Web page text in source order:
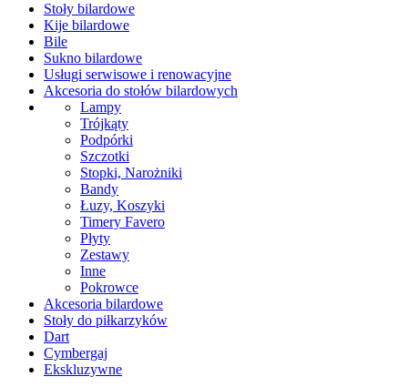
Stoły bilardowe
Kije bilardowe
Bile
Sukno bilardowe
Usługi serwisowe i renowacyjne
Akcesoria do stołów bilardowych
Lampy
Trójkąty
Podpórki
Szczotki
Stopki, Narożniki
Bandy
Łuzy, Koszyki
Timery Favero
Płyty
Zestawy
Inne
Pokrowce
Akcesoria bilardowe
Stoły do piłkarzyków
Dart
Cymbergaj
Ekskluzywne